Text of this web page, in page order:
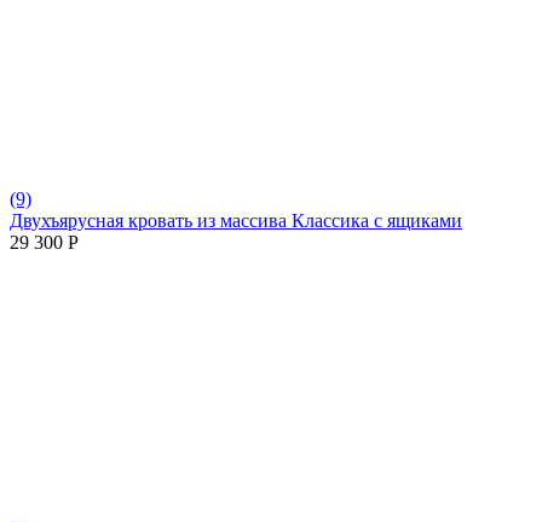
(9)
Двухъярусная кровать из массива Классика с ящиками
29 300 Р